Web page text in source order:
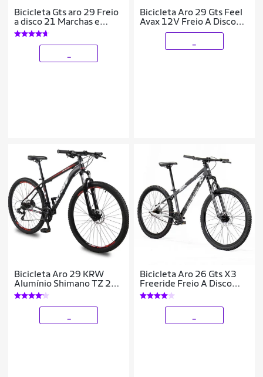
Bicicleta Gts aro 29 Freio
a disco 21 Marchas e
Amortecedor | GTS M1
Ride New COLOR
Bicicleta Aro 29 Gts Feel
Avax 12V Freio A Disco
Hidráulico
Bicicleta Aro 29 KRW
Alumínio Shimano TZ 24
Vel Suspensão Freio a
Disco Mountain bike Ltx
Bicicleta Aro 26 Gts X3
Freeride Freio A Disco
Coroa Unica